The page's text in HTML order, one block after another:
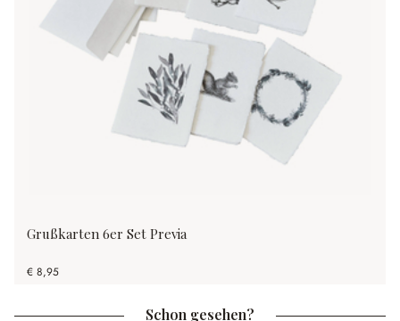
Grußkarten 6er Set Previa
€ 8,95
Schon gesehen?